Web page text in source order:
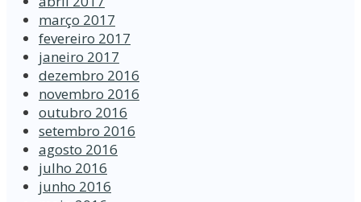
março 2017
fevereiro 2017
janeiro 2017
dezembro 2016
novembro 2016
outubro 2016
setembro 2016
agosto 2016
julho 2016
junho 2016